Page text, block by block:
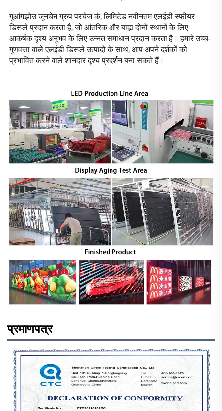
गुआंगझोउ जूनचेन ग्रुप परचेज कं, लिमिटेड नवीनतम एलईडी स्फीयर
डिस्प्ले प्रदान करता है, जो आंतरिक और बाह्य दोनों स्थानों के लिए
आकर्षक दृश्य अनुभव के लिए उन्नत समाधान प्रदान करता है। हमारे उच्च-
गुणवत्ता वाले एलईडी डिस्प्ले उत्पादों के साथ, आप अपने दर्शकों को
प्रभावित करने वाले शानदार दृश्य प्रदर्शन बना सकते हैं।
प्रमाणपत्र